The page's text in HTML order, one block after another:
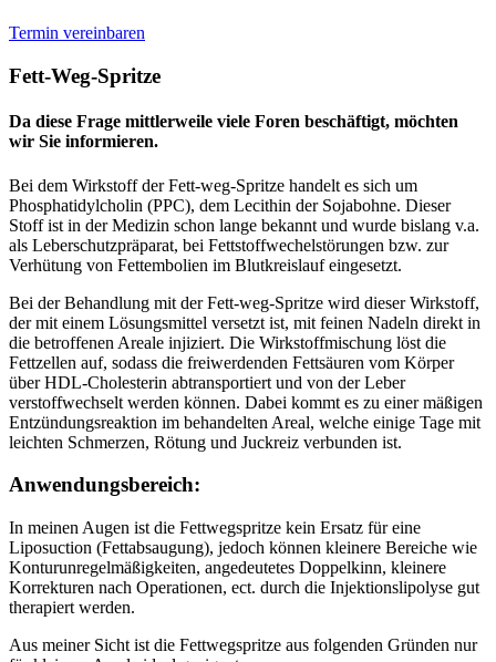
Termin vereinbaren
Fett-Weg-Spritze
Da diese Frage mittlerweile viele Foren beschäftigt, möchten
wir Sie informieren.
Bei dem Wirkstoff der Fett-weg-Spritze handelt es sich um
Phosphatidylcholin (PPC), dem Lecithin der Sojabohne. Dieser
Stoff ist in der Medizin schon lange bekannt und wurde bislang v.a.
als Leberschutzpräparat, bei Fettstoffwechelstörungen bzw. zur
Verhütung von Fettembolien im Blutkreislauf eingesetzt.
Bei der Behandlung mit der Fett-weg-Spritze wird dieser Wirkstoff,
der mit einem Lösungsmittel versetzt ist, mit feinen Nadeln direkt in
die betroffenen Areale injiziert. Die Wirkstoffmischung löst die
Fettzellen auf, sodass die freiwerdenden Fettsäuren vom Körper
über HDL-Cholesterin abtransportiert und von der Leber
verstoffwechselt werden können. Dabei kommt es zu einer mäßigen
Entzündungsreaktion im behandelten Areal, welche einige Tage mit
leichten Schmerzen, Rötung und Juckreiz verbunden ist.
Anwendungsbereich:
In meinen Augen ist die Fettwegspritze kein Ersatz für eine
Liposuction (Fettabsaugung), jedoch können kleinere Bereiche wie
Konturunregelmäßigkeiten, angedeutetes Doppelkinn, kleinere
Korrekturen nach Operationen, ect. durch die Injektionslipolyse gut
therapiert werden.
Aus meiner Sicht ist die Fettwegspritze aus folgenden Gründen nur